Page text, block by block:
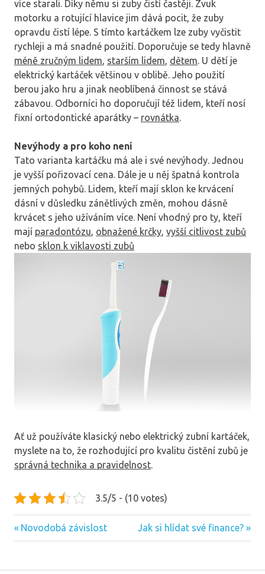
více starali. Díky němu si zuby čistí častěji. Zvuk
motorku a rotující hlavice jim dává pocit, že zuby
opravdu čistí lépe. S tímto kartáčkem lze zuby vyčistit
rychleji a má snadné použití. Doporučuje se tedy hlavně
méně zručným lidem, starším lidem, dětem. U dětí je
elektrický kartáček většinou v oblibě. Jeho použití
berou jako hru a jinak neoblíbená činnost se stává
zábavou. Odborníci ho doporučují též lidem, kteří nosí
fixní ortodontické aparátky – rovnátka.
Nevýhody a pro koho není
Tato varianta kartáčku má ale i své nevýhody. Jednou
je vyšší pořizovací cena. Dále je u něj špatná kontrola
jemných pohybů. Lidem, kteří mají sklon ke krvácení
dásní v důsledku zánětlivých změn, mohou dásně
krvácet s jeho užíváním více. Není vhodný pro ty, kteří
mají paradontózu, obnažené krčky, vyšší citlivost zubů
nebo sklon k viklavosti zubů
Ať už používáte klasický nebo elektrický zubní kartáček,
myslete na to, že rozhodující pro kvalitu čistění zubů je
správná technika a pravidelnost.
3.5/5 - (10 votes)
Navigace
Previous
Post:
Novodobá závislost
Next
Post:
Jak si hlídat své finance?